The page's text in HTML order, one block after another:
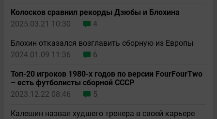
Колосков сравнил рекорды Дзюбы и Блохина
2025.03.21 10:30
4
Блохин отказался возглавить сборную из Европы
2024.01.09 11:36
6
Топ-20 игроков 1980-х годов по версии FourFourTwo
– есть футболисты сборной СССР
2023.12.22 08:46
5
Калешин назвал худшего тренера в своей карьере